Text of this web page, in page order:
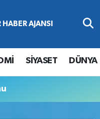
SİYASET DÜNYA